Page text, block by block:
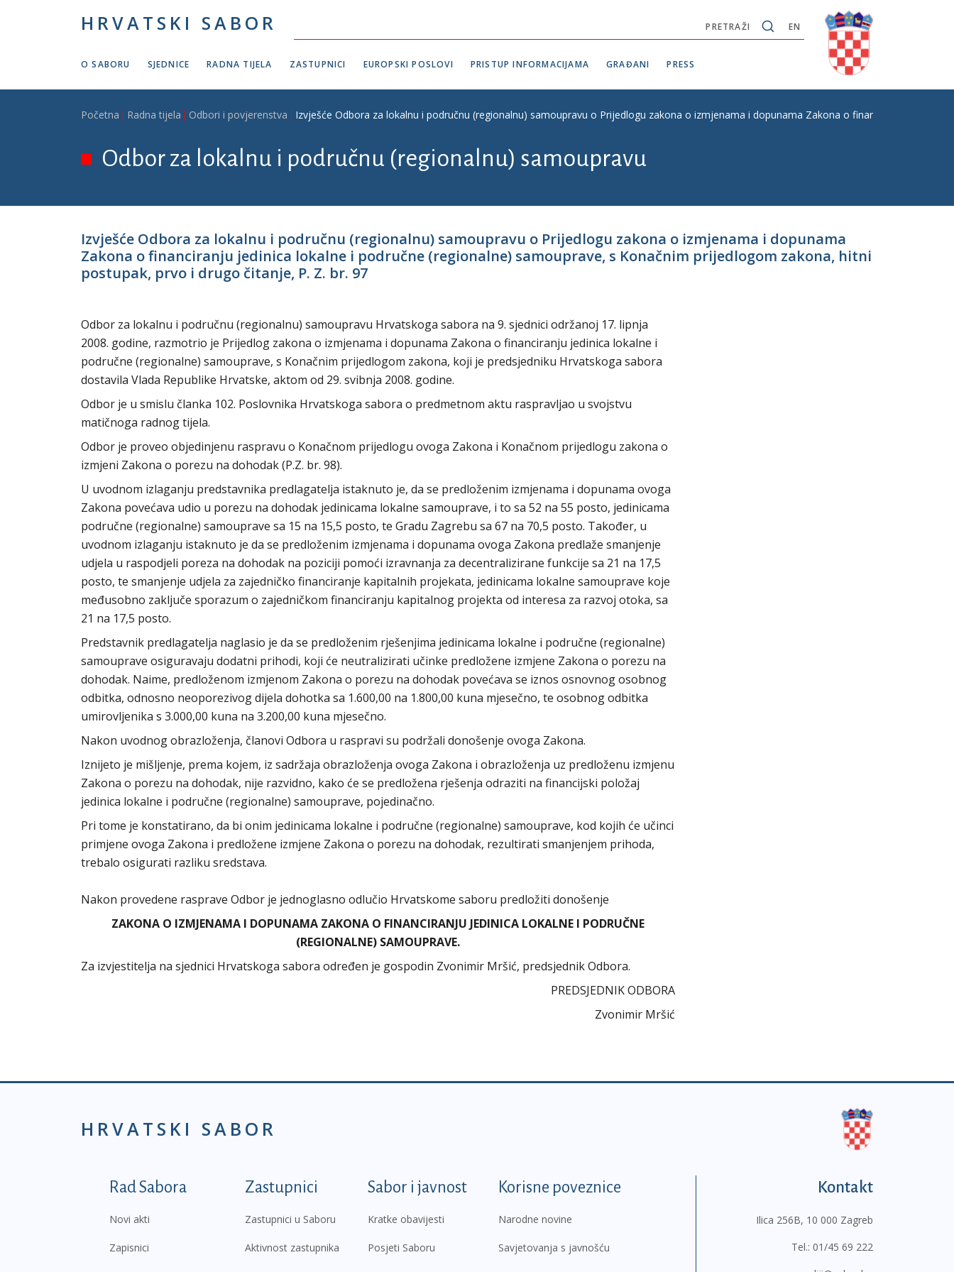
HRVATSKI SABOR EN
PRETRAŽI
O SABORU SJEDNICE RADNA TIJELA ZASTUPNICI EUROPSKI POSLOVI PRISTUP INFORMACIJAMA GRAĐANI PRESS
Breadcrumb
Početna Radna tijela Odbori i povjerenstva Izvješće Odbora za lokalnu i područnu (regionalnu) samoupravu o Prijedlogu zakona o izmjenama i dopunama Zakona o financiranju
Odbor za lokalnu i područnu (regionalnu) samoupravu
Izvješće Odbora za lokalnu i područnu (regionalnu) samoupravu o Prijedlogu zakona o izmjenama i dopunama
Zakona o financiranju jedinica lokalne i područne (regionalne) samouprave, s Konačnim prijedlogom zakona, hitni
postupak, prvo i drugo čitanje, P. Z. br. 97
Odbor za lokalnu i područnu (regionalnu) samoupravu Hrvatskoga sabora na 9. sjednici održanoj 17. lipnja
2008. godine, razmotrio je Prijedlog zakona o izmjenama i dopunama Zakona o financiranju jedinica lokalne i
područne (regionalne) samouprave, s Konačnim prijedlogom zakona, koji je predsjedniku Hrvatskoga sabora
dostavila Vlada Republike Hrvatske, aktom od 29. svibnja 2008. godine.
Odbor je u smislu članka 102. Poslovnika Hrvatskoga sabora o predmetnom aktu raspravljao u svojstvu
matičnoga radnog tijela.
Odbor je proveo objedinjenu raspravu o Konačnom prijedlogu ovoga Zakona i Konačnom prijedlogu zakona o
izmjeni Zakona o porezu na dohodak (P.Z. br. 98).
U uvodnom izlaganju predstavnika predlagatelja istaknuto je, da se predloženim izmjenama i dopunama ovoga
Zakona povećava udio u porezu na dohodak jedinicama lokalne samouprave, i to sa 52 na 55 posto, jedinicama
područne (regionalne) samouprave sa 15 na 15,5 posto, te Gradu Zagrebu sa 67 na 70,5 posto. Također, u
uvodnom izlaganju istaknuto je da se predloženim izmjenama i dopunama ovoga Zakona predlaže smanjenje
udjela u raspodjeli poreza na dohodak na poziciji pomoći izravnanja za decentralizirane funkcije sa 21 na 17,5
posto, te smanjenje udjela za zajedničko financiranje kapitalnih projekata, jedinicama lokalne samouprave koje
međusobno zaključe sporazum o zajedničkom financiranju kapitalnog projekta od interesa za razvoj otoka, sa
21 na 17,5 posto.
Predstavnik predlagatelja naglasio je da se predloženim rješenjima jedinicama lokalne i područne (regionalne)
samouprave osiguravaju dodatni prihodi, koji će neutralizirati učinke predložene izmjene Zakona o porezu na
dohodak. Naime, predloženom izmjenom Zakona o porezu na dohodak povećava se iznos osnovnog osobnog
odbitka, odnosno neoporezivog dijela dohotka sa 1.600,00 na 1.800,00 kuna mjesečno, te osobnog odbitka
umirovljenika s 3.000,00 kuna na 3.200,00 kuna mjesečno.
Nakon uvodnog obrazloženja, članovi Odbora u raspravi su podržali donošenje ovoga Zakona.
Iznijeto je mišljenje, prema kojem, iz sadržaja obrazloženja ovoga Zakona i obrazloženja uz predloženu izmjenu
Zakona o porezu na dohodak, nije razvidno, kako će se predložena rješenja odraziti na financijski položaj
jedinica lokalne i područne (regionalne) samouprave, pojedinačno.
Pri tome je konstatirano, da bi onim jedinicama lokalne i područne (regionalne) samouprave, kod kojih će učinci
primjene ovoga Zakona i predložene izmjene Zakona o porezu na dohodak, rezultirati smanjenjem prihoda,
trebalo osigurati razliku sredstava.
Nakon provedene rasprave Odbor je jednoglasno odlučio Hrvatskome saboru predložiti donošenje
ZAKONA O IZMJENAMA I DOPUNAMA ZAKONA O FINANCIRANJU JEDINICA LOKALNE I PODRUČNE
(REGIONALNE) SAMOUPRAVE.
Za izvjestitelja na sjednici Hrvatskoga sabora određen je gospodin Zvonimir Mršić, predsjednik Odbora.
PREDSJEDNIK ODBORA
Zvonimir Mršić
HRVATSKI SABOR
Podnožje prvi izbornik
Rad Sabora
Novi akti
Zapisnici
Zastupnici
Zastupnici u Saboru
Aktivnost zastupnika
Sabor i javnost
Kratke obavijesti
Posjeti Saboru
Korisne poveznice
Narodne novine
Savjetovanja s javnošću
Kontakt
Ilica 256B, 10 000 Zagreb
Tel.: 01/45 69 222